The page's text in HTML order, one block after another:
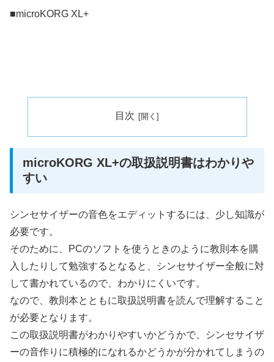
■microKORG XL+
目次
microKORG XL+の取扱説明書はわかりや
すい
シンセサイザーの音色をエディットするには、少し知識が
必要です。
そのために、PCのソフトを使うときのように教則本を購
入したりして勉強するとなると、シンセサイザー全般に対
して書かれているので、わかりにくいです。
なので、教則本とともに取扱説明書を読んで理解すること
が必要となります。
この取扱説明書がわかりやすいかどうかで、シンセサイザ
ーの音作りに積極的になれるかどうかが分かれてしまうの